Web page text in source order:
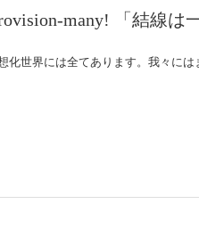
many! 「結線は
化世界には全てあります。我々に